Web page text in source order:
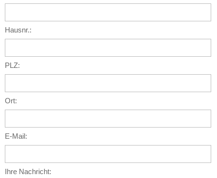
Hausnr.:
PLZ:
Ort:
E-Mail:
Ihre Nachricht: